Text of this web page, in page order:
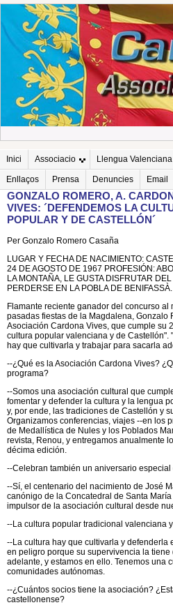
Inici Associacio Llengua Valenciana
Enllaços Prensa Denuncies Email
GONZALO ROMERO, A.
VIVES: ´DEFENDEMOS LA
POPULAR Y DE CASTELLÓN´
Per Gonzalo Romero Casaña
LUGAR Y FECHA DE NACIMIENTO:
24 DE AGOSTO DE 1967 PROFESIÓN:
LA MONTAÑA, LE GUSTA DISFRUTAR
PERDERSE EN LA POBLA DE BENIFASSÀ.
Flamante reciente ganador del concurso
pasadas fiestas de la Magdalena, Gonzalo
Asociación Cardona Vives, que cumple su
cultura popular valenciana y de Castellón".
hay que cultivarla y trabajar para sacarla
--¿Qué es la Asociación Cardona Vives?
programa?
--Somos una asociación cultural que
fomentar y defender la cultura y la lengua
y, por ende, las tradiciones de Castellón y
Organizamos conferencias, viajes --en los
de Medallística de Nules y los Poblados
revista, Renou, y entregamos anualmente
décima edición.
--Celebran también un aniversario especial
--Sí, el centenario del nacimiento de José
canónigo de la Concatedral de Santa
impulsor de la asociación cultural desde
--La cultura popular tradicional valenciana
--La cultura hay que cultivarla y defenderla
en peligro porque su supervivencia la
adelante, y estamos en ello. Tenemos una
comunidades autónomas.
--¿Cuántos socios tiene la asociación?
castellonense?